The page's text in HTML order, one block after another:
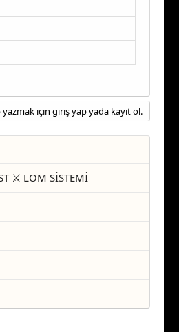
yazmak için giriş yap yada kayıt ol.
⚔️ LOM SİSTEMİ